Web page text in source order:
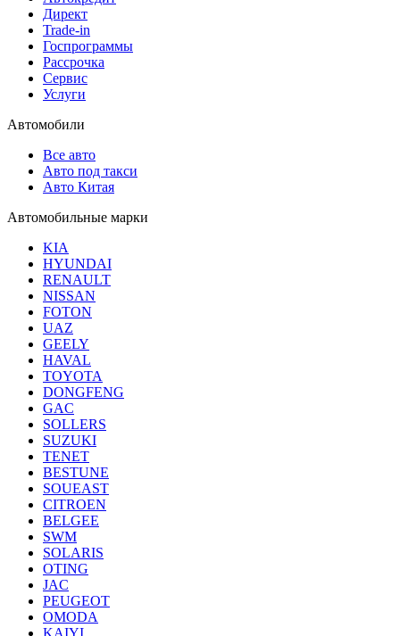
Директ
Trade-in
Госпрограммы
Рассрочка
Сервис
Услуги
Автомобили
Все авто
Авто под такси
Авто Китая
Автомобильные марки
KIA
HYUNDAI
RENAULT
NISSAN
FOTON
UAZ
GEELY
HAVAL
TOYOTA
DONGFENG
GAC
SOLLERS
SUZUKI
TENET
BESTUNE
SOUEAST
CITROEN
BELGEE
SWM
SOLARIS
OTING
JAC
PEUGEOT
OMODA